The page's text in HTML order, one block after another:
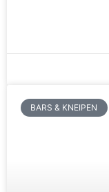
BARS & KNEIPEN